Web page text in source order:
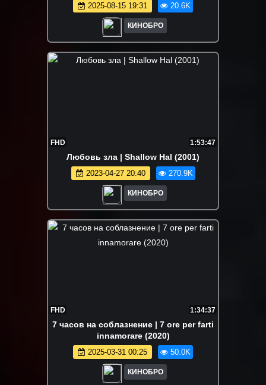
2025-08-15 19:31 20.6K
КИНОБРО
FHD 1:53:47
Любовь зла | Shallow Hal (2001)
2023-04-27 20:40 270.9K
КИНОБРО
FHD 1:34:37
7 часов на соблазнение | 7 ore per farti
innamorare (2020)
2025-03-31 00:25 50.0K
КИНОБРО